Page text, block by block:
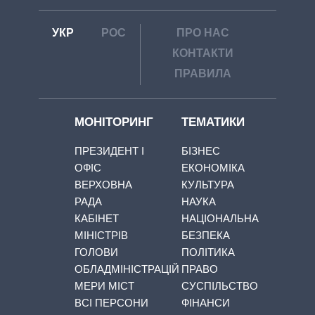
УКР РОС
ПРО НАС
КОНТАКТИ
ПРАВИЛА
МОНІТОРИНГ
ПРЕЗИДЕНТ І
ОФІС
ВЕРХОВНА
РАДА
КАБІНЕТ
МІНІСТРІВ
ГОЛОВИ
ОБЛАДМІНІСТРАЦІЙ
МЕРИ МІСТ
ВСІ ПЕРСОНИ
ТЕМАТИКИ
БІЗНЕС
ЕКОНОМІКА
КУЛЬТУРА
НАУКА
НАЦІОНАЛЬНА
БЕЗПЕКА
ПОЛІТИКА
ПРАВО
СУСПІЛЬСТВО
ФІНАНСИ